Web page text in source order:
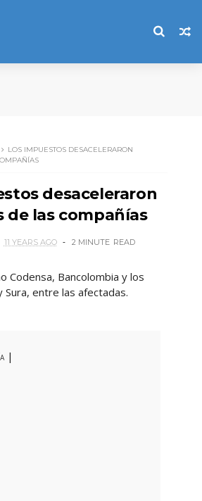
LOS IMPUESTOS DESACELERARON
desaceleraron
de las compañías
11 YEARS AGO 2 MINUTE READ
Codensa, Bancolombia y los
Sura, entre las afectadas.
|